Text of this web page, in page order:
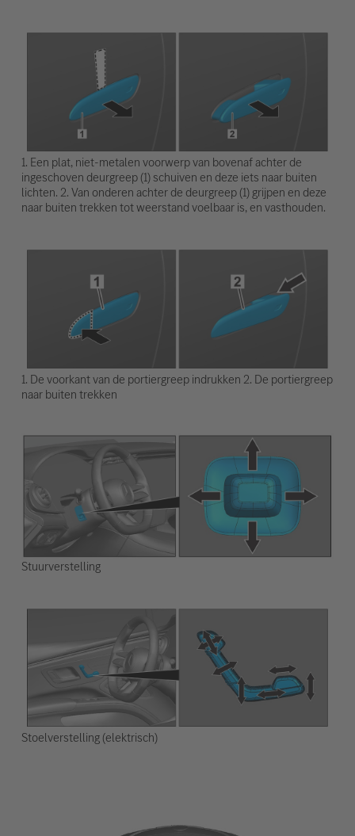
1. Een plat, niet-metalen voorwerp van bovenaf achter de
ingeschoven deurgreep (1) schuiven en deze iets naar buiten
lichten. 2. Van onderen achter de deurgreep (1) grijpen en deze
naar buiten trekken tot weerstand voelbaar is, en vasthouden.
1. De voorkant van de portiergreep indrukken 2. De portiergreep
naar buiten trekken
Stuurverstelling
Stoelverstelling (elektrisch)